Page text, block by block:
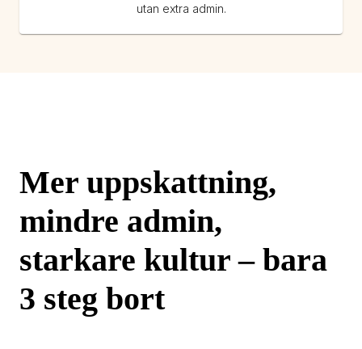
utan extra admin.
Mer uppskattning,
mindre admin,
starkare kultur – bara
3 steg bort